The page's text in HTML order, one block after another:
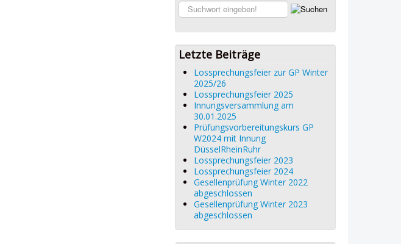
Suchen...
Letzte Beiträge
Lossprechungsfeier zur GP Winter
2025/26
Lossprechungsfeier 2025
Innungsversammlung am
30.01.2025
Prüfungsvorbereitungskurs GP
W2024 mit Innung
DüsselRheinRuhr
Lossprechungsfeier 2023
Lossprechungsfeier 2024
Gesellenprüfung Winter 2022
abgeschlossen
Gesellenprüfung Winter 2023
abgeschlossen